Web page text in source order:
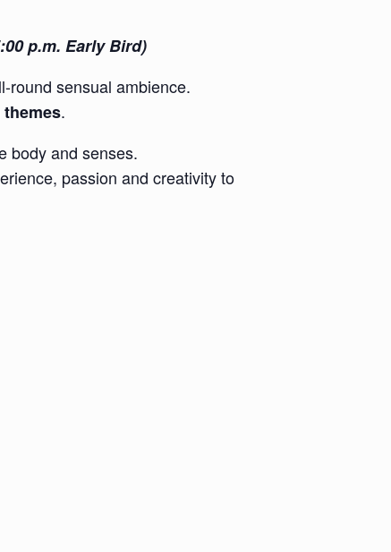
p.m. Early Bird)
round sensual ambience.
.
body and senses.
passion and creativity to